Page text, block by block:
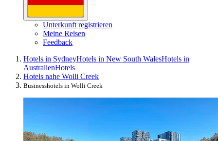
Unterkunft registrieren
Meine Reisen
Feedback
Hotels in SydneyHotels in New South WalesHotels in
AustralienHotels
Hotels nahe Wolli Creek
Businesshotels in Wolli Creek